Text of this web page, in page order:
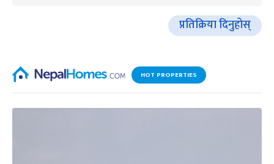
प्रतिक्रिया दिनुहोस्
HOT PROPERTIES